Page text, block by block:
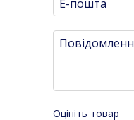
Оцініть товар